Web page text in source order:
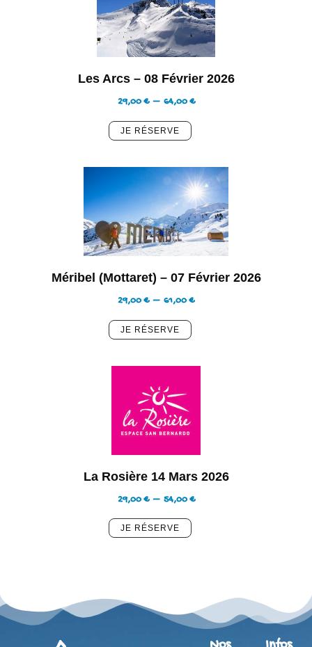
Les Arcs – 08 Février 2026
29,00€ – 64,00€
Méribel (Mottaret) – 07 Février 2026
29,00€ – 61,00€
La Rosière 14 Mars 2026
29,00€ – 54,00€